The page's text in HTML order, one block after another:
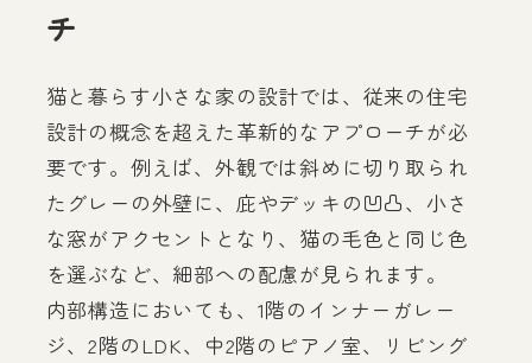
チ
猫と暮らす小さな家の設計では、従来の住宅
設計の概念を超えた革新的なアプローチが必
要です。例えば、外観では斜めに切り取られ
たグレーの外壁に、庇やデッキの凹凸、小さ
な窓がアクセントとなり、猫の毛色と同じ色
を選ぶなど、細部への配慮が見られます。
内部構造においても、1階のインナーガレー
ジ、2階のLDK、中2階のピアノ室、リビング